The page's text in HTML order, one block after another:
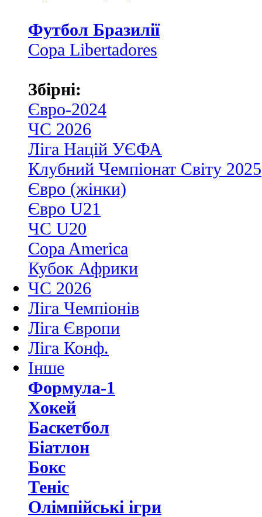
Футбол Бразилії
Copa Libertadores
Збірні:
Євро-2024
ЧС 2026
Ліга Націй УЄФА
Клубний Чемпіонат Світу 2025
Євро (жінки)
Євро U21
ЧС U20
Copa America
Кубок Африки
ЧС 2026
Ліга Чемпіонів
Ліга Європи
Ліга Конф.
Інше
Формула-1
Хокей
Баскетбол
Біатлон
Бокс
Теніс
Олімпійські ігри